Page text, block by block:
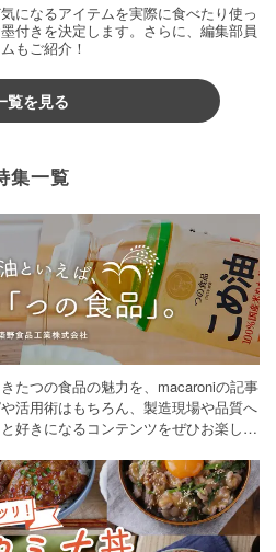
になるアイテムを実際に食べたり使っ
付きを決定します。さらに、編集部員
もご紹介！
覧を見る
集一覧
たつの食品の魅力を、macaroniの記事
活用術はもちろん、製造現場や品質へ
好きになるコンテンツをぜひお楽しみ